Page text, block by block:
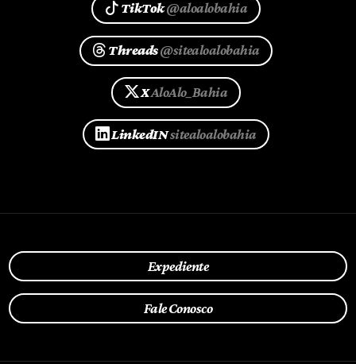
TikTok@aloalobahia
Threads@sitealoalobahia
XAloAlo_Bahia
LinkedINsitealoalobahia
Expediente
Fale Conosco